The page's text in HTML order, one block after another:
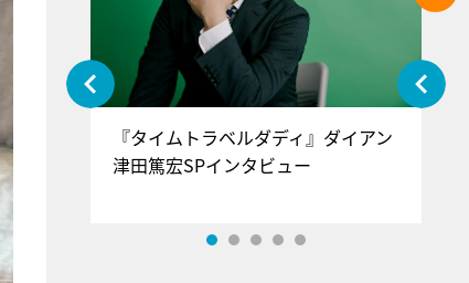
LOV
ンタ
『タイムトラベルダディ』ダイアン
津田篤宏SPインタビュー